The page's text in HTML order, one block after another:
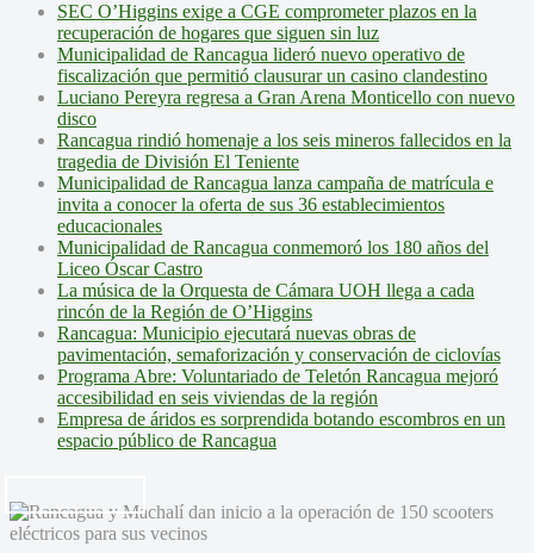
SEC O’Higgins exige a CGE comprometer plazos en la
recuperación de hogares que siguen sin luz
Municipalidad de Rancagua lideró nuevo operativo de
fiscalización que permitió clausurar un casino clandestino
Luciano Pereyra regresa a Gran Arena Monticello con nuevo
disco
Rancagua rindió homenaje a los seis mineros fallecidos en la
tragedia de División El Teniente
Municipalidad de Rancagua lanza campaña de matrícula e
invita a conocer la oferta de sus 36 establecimientos
educacionales
Municipalidad de Rancagua conmemoró los 180 años del
Liceo Óscar Castro
La música de la Orquesta de Cámara UOH llega a cada
rincón de la Región de O’Higgins
Rancagua: Municipio ejecutará nuevas obras de
pavimentación, semaforización y conservación de ciclovías
Programa Abre: Voluntariado de Teletón Rancagua mejoró
accesibilidad en seis viviendas de la región
Empresa de áridos es sorprendida botando escombros en un
espacio público de Rancagua